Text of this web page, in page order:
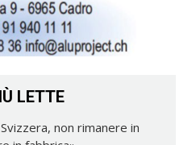
LETTE
non rimanere in